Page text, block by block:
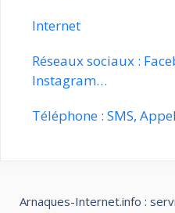
Internet
Réseaux sociaux :
Instagram…
Téléphone : SMS,
Arnaques-Internet.info :